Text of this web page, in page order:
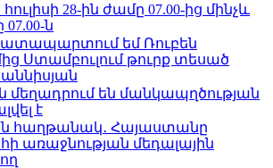
հուլիսի 28-ին ժամը 07.00-ից մինչև
07.00-ն
եմ Ռուբեն
Ստամբուլում թուրք տեսած
մեղադրում են մանկապղծության
է
հաղթանակ․ Հայաստանը
առաջնության մեդալային